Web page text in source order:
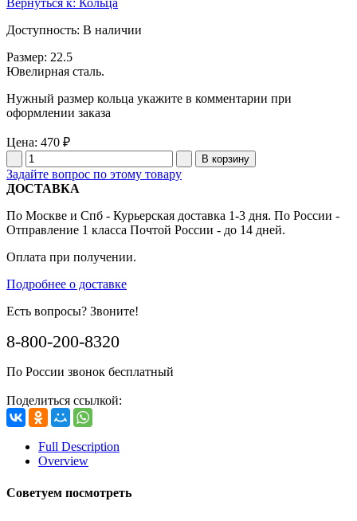
Вернуться к: Кольца
Доступность: В наличии
Размер: 22.5
Ювелирная сталь.
Нужный размер кольца укажите в комментарии при
оформлении заказа
Цена: 470 ₽
Задайте вопрос по этому товару
ДОСТАВКА
По Москве и Спб - Курьерская доставка 1-3 дня. По России -
Отправление 1 класса Почтой России - до 14 дней.
Оплата при получении.
Подробнее о доставке
Есть вопросы? Звоните!
8-800-200-8320
По России звонок бесплатный
Поделиться ссылкой:
Full Description
Overview
Советуем посмотреть